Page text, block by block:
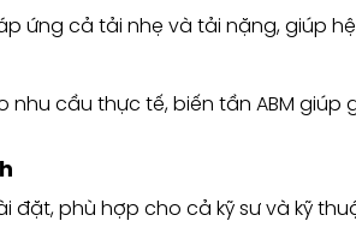
ứng cả tải nhẹ và tải nặng, giúp
nhu cầu thực tế, biến tần ABM
đặt, phù hợp cho cả kỹ sư và kỹ